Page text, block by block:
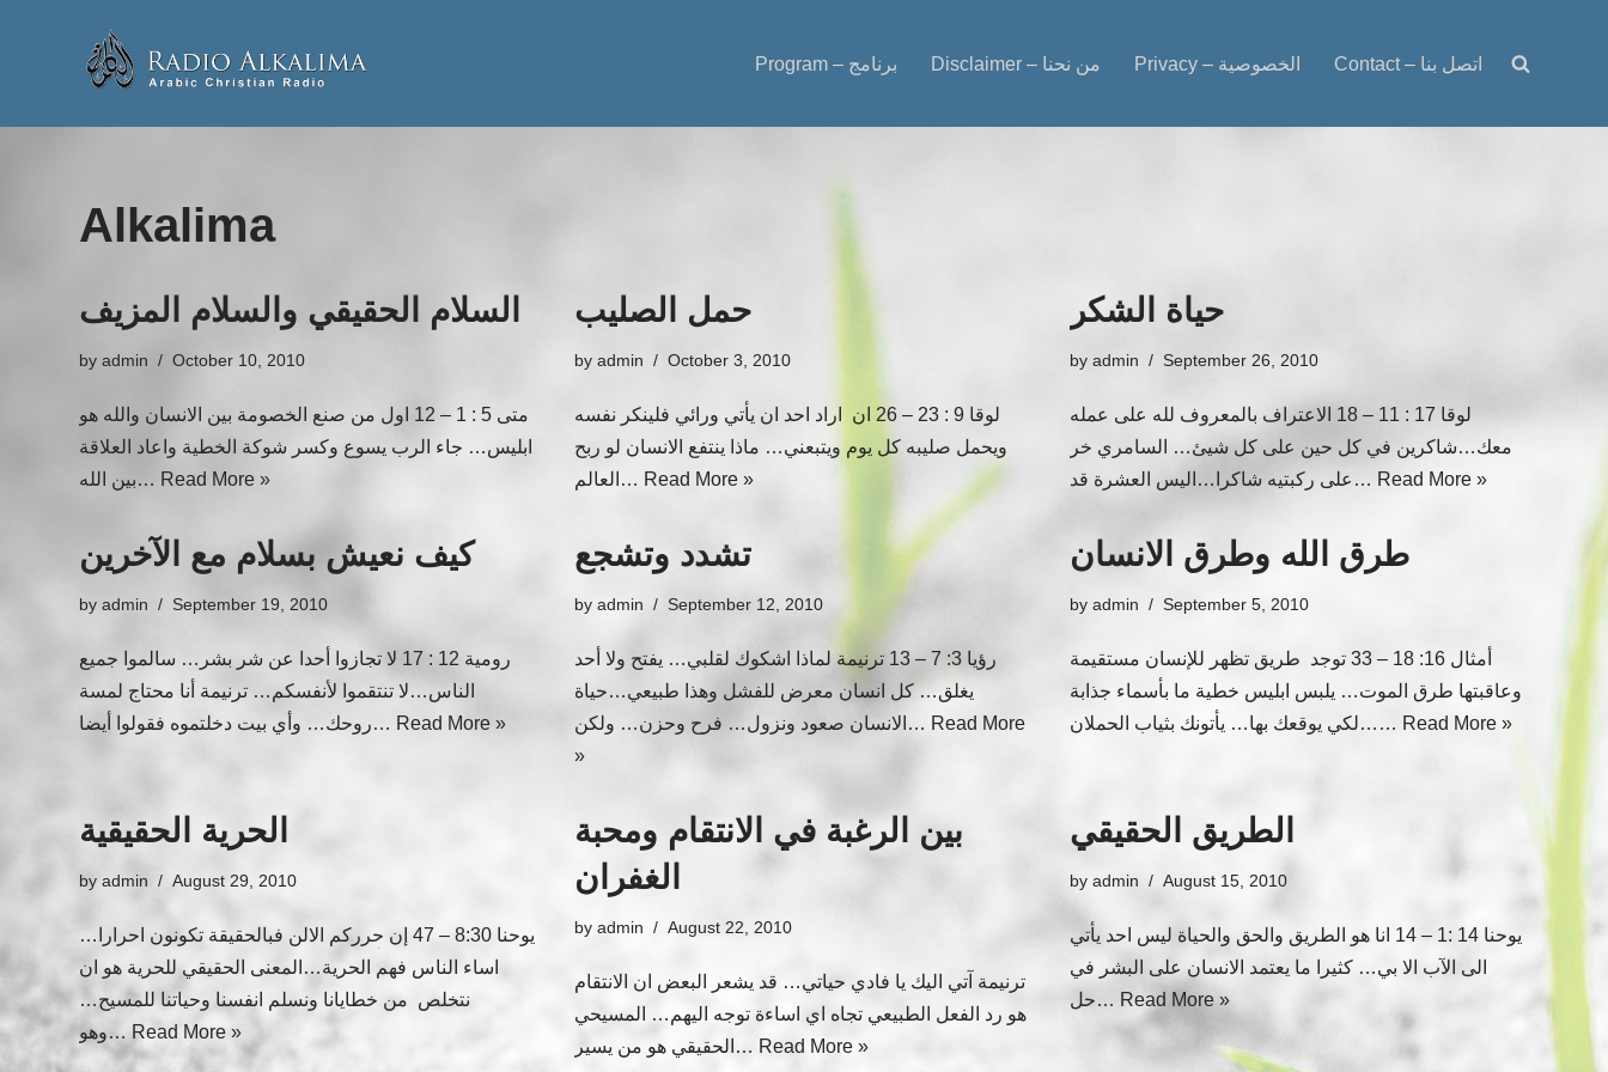
content
Program – برنامج Disclaimer – من نحنا Privacy – الخصوصية Contact – اتصل بنا
Alkalima
السلام الحقيقي والسلام المزيف
by admin October 10, 2010
متى 5 : 1 – 12 اول من صنع الخصومة بين الانسان والله هو
ابليس… جاء الرب يسوع وكسر شوكة الخطية واعاد العلاقة
بين الله… Read More »
حمل الصليب
by admin October 3, 2010
لوقا 9 : 23 – 26 ان اراد احد ان يأتي ورائي فلينكر نفسه
ويحمل صليبه كل يوم ويتبعني… ماذا ينتفع الانسان لو ربح
العالم… Read More »
حياة الشكر
byadmin September 26, 2010
لوقا 17 : 11 – 18 الاعتراف بالمعروف لله على عمله
معك…شاكرين في كل حين على كل شيئ… السامري خر
على ركبتيه شاكرا…اليس العشرة قد… Read More »
كيف نعيش بسلام مع الآخرين
by admin September 19, 2010
رومية 12 : 17 لا تجازوا أحدا عن شر بشر… سالموا جميع
الناس…لا تنتقموا لأنفسكم… ترنيمة أنا محتاج لمسة
روحك… وأي بيت دخلتموه فقولوا أيضا… Read More »
تشدد وتشجع
by admin September 12, 2010
رؤيا 3: 7 – 13 ترنيمة لماذا اشكوك لقلبي… يفتح ولا أحد
يغلق… كل انسان معرض للفشل وهذا طبيعي…حياة
الانسان صعود ونزول… فرح وحزن… ولكن… Read More
»
طرق الله وطرق الانسان
byadmin September 5, 2010
أمثال 16: 18 – 33 توجد طريق تظهر للإنسان مستقيمة
وعاقبتها طرق الموت… يلبس ابليس خطية ما بأسماء جذابة
لكي يوقعك بها… يأتونك بثياب الحملان…… Read More »
الحرية الحقيقية
by admin August 29, 2010
يوحنا 8:30 – 47 إن حرركم الالن فبالحقيقة تكونون احرارا…
اساء الناس فهم الحرية…المعنى الحقيقي للحرية هو ان
نتخلص من خطايانا ونسلم انفسنا وحياتنا للمسيح…
وهو… Read More »
بين الرغبة في الانتقام ومحبة
الغفران
by admin August 22, 2010
ترنيمة آتي اليك يا فادي حياتي… قد يشعر البعض ان الانتقام
هو رد الفعل الطبيعي تجاه اي اساءة توجه اليهم… المسيحي
الحقيقي هو من يسير… Read More »
الطريق الحقيقي
byadmin August 15, 2010
يوحنا 14 :1 – 14 انا هو الطريق والحق والحياة ليس احد يأتي
الى الآب الا بي… كثيرا ما يعتمد الانسان على البشر في
حل… Read More »